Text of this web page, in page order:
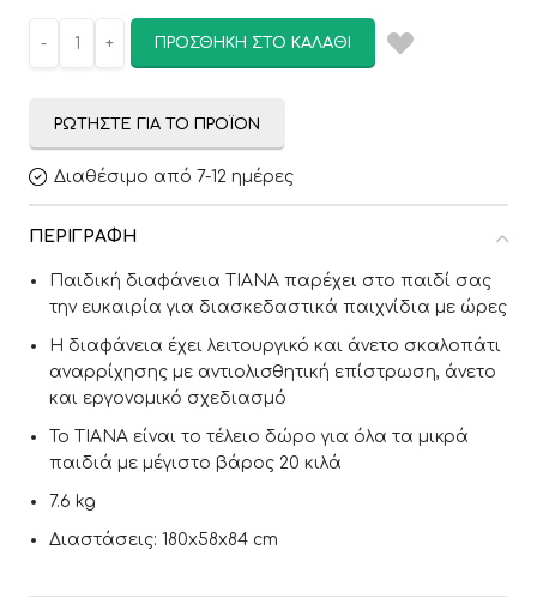
ΠΡΟΣΘΉΚΗ ΣΤΟ ΚΑΛΆΘΙ
ΡΩΤΉΣΤΕ ΓΙΑ ΤΟ ΠΡΟΪΌΝ
Διαθέσιμο από 7-12 ημέρες
ΠΕΡΙΓΡΑΦΉ
Παιδική διαφάνεια TIANA παρέχει στο παιδί σας
την ευκαιρία για διασκεδαστικά παιχνίδια με ώρες
Η διαφάνεια έχει λειτουργικό και άνετο σκαλοπάτι
αναρρίχησης με αντιολισθητική επίστρωση, άνετο
και εργονομικό σχεδιασμό
Το TIANA είναι το τέλειο δώρο για όλα τα μικρά
παιδιά με μέγιστο βάρος 20 κιλά
7.6 kg
Διαστάσεις: 180x58x84 cm